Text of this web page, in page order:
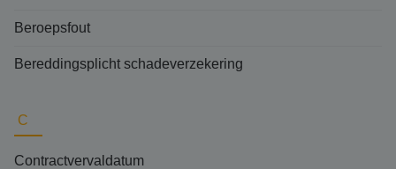
Beroepsfout
Bereddingsplicht schadeverzekering
C
Contractvervaldatum